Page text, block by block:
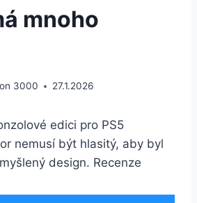
mnoho
3000 27.1.2026
edici pro PS5
nemusí být hlasitý, aby byl
design. Recenze